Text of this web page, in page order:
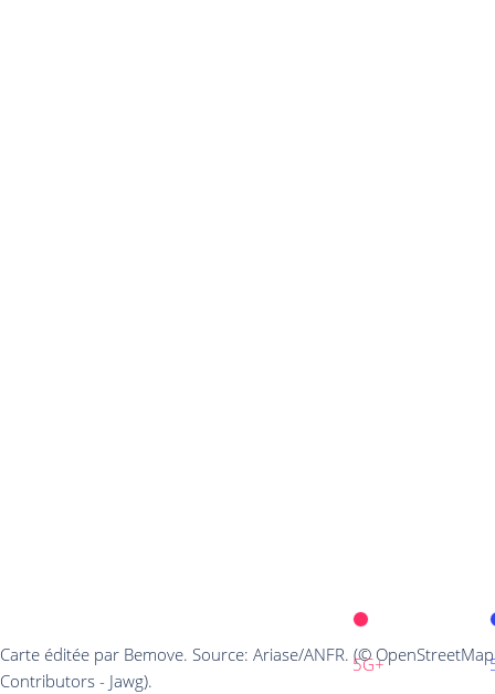
5G+
Carte éditée par Bemove. Source: Ariase/ANFR. (© OpenStreetMap
Contributors - Jawg).